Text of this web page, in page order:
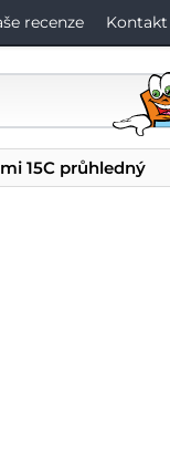
recenze Kontakt
15C průhledný